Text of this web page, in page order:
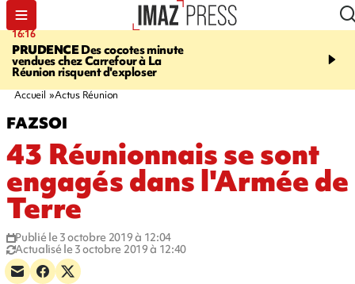
16:16
PRUDENCEDes cocotes minute
vendues chez Carrefour à La
Réunion risquent d'exploser
20:06
l'Asie, mort d'une
Accueil Actus Réunion
FAZSOI
43 Réunionnais se sont
engagés dans l'Armée de
Terre
Publié le 3 octobre 2019 à 12:04
Actualisé le 3 octobre 2019 à 12:40